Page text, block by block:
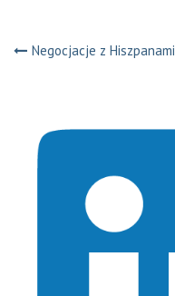
Nawigacja
Negocjacje z Hiszpanami